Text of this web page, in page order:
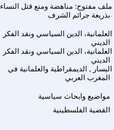
ملف مفتوح: مناهضة ومنع قتل النساء
بذريعة جرائم الشرف
العلمانية، الدين السياسي ونقد الفكر
الديني
العلمانية، الدين السياسي ونقد الفكر
الديني
اليسار , الديمقراطية والعلمانية في
المغرب العربي
مواضيع وابحاث سياسية
القضية الفلسطينية